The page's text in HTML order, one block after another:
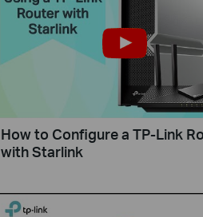
How to Configure a TP-Link
with Starlink